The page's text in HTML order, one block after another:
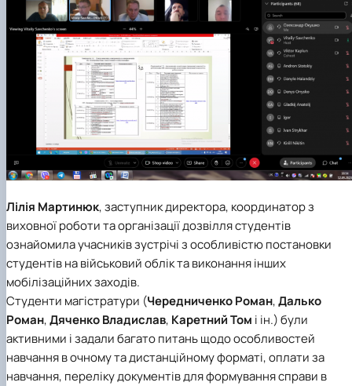
Лілія Мартинюк, заступник директора, координатор з
виховної роботи та організації дозвілля студентів
ознайомила учасників зустрічі з особливістю постановки
студентів на військовий облік та виконання інших
мобілізаційних заходів.
Студенти магістратури (Чередниченко Роман,Далько
Роман,Дяченко Владислав, Каретний Том і ін.) були
активними і задали багато питань щодо особливостей
навчання в очному та дистанційному форматі, оплати за
навчання, переліку документів для формування справи в